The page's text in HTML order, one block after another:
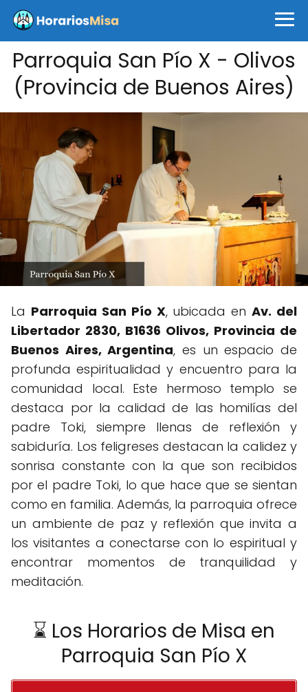
Parroquia San Pío X - Olivos
(Provincia de Buenos Aires)
La Parroquia San Pío X, ubicada enAv. del
Libertador 2830, B1636 Olivos, Provincia de
Buenos Aires, Argentina, es un espacio de
profunda espiritualidad y encuentro para la
comunidad local. Este hermoso templo se
destaca por la calidad de las homilías del
padre Toki, siempre llenas de reflexión y
sabiduría. Los feligreses destacan la calidez y
sonrisa constante con la que son recibidos
por el padre Toki, lo que hace que se sientan
como en familia. Además, la parroquia ofrece
un ambiente de paz y reflexión que invita a
los visitantes a conectarse con lo espiritual y
encontrar momentos de tranquilidad y
meditación.
⌛ Los Horarios de Misa en
Parroquia San Pío X